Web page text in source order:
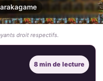
akagame
droit respectifs.
8 min de lecture